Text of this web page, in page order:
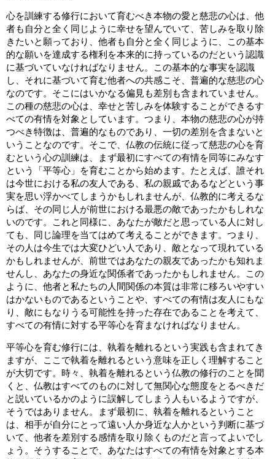
心を訓練する修行において育むべき本物の愛と慈悲の心は、他
者も自分と全く同じように幸せを望んでいて、苦しみを取り除
きたいと願っており、他者も自分と全く同じように、この基本
的な願いを達成する権利を本来的に持っているのだという認識
に基づいていなければなりません。この基本的な事実を認識
し、それに基づいて育む他者への共感こそ、普遍的な慈悲の心
なのです。そこにはいかなる偏見も差別も含まれていません。
この種の慈悲の心は、幸せと苦しみを体験することができるす
べての有情を対象としています。つまり、本物の慈悲の心が持
つべき特徴は、普遍的なものであり、一切の差別を含まないと
いうことなのです。そこで、仏教の伝統に従って慈悲の心を育
むという心の訓練は、まず最初にすべての有情を同等にみなす
という「平等心」を育むことから始めます。たとえば、誰それ
は今世における私の友人である、私の親戚であるなどという事
実を思い浮かべてしまうかもしれませんが、仏教的に考えるな
らば、その同じ人が前世における最悪の敵であったかもしれな
いのです。これと同様に、あなたが敵だと思っている人に対し
ても、同じ論理を当てはめて考えることができます。つまり、
その人は今生では大変ひどい人であり、敵となって現れている
かもしれませんが、前世ではあなたの親友であったかも知れま
せんし、あなたの身近な関係者であったかもしれません。この
ように、他者と私たちの人間関係の本質は非常に移ろいやすい
はかないものであるということや、すべての有情は友人にもな
り、敵にもなりうる可能性を持った存在であることを考えて、
すべての有情に対する平等心を育まなければなりません。
平等心を育む修行には、執着を離れるという実践も含まれてき
ますが、ここで執着を離れるという意味を正しく理解すること
が大切です。時々、執着を離れるという仏教の修行のことを聞
くと、仏教はすべてのものに対して無関心な態度をとるべきだ
と説いているかのように誤解してしまう人もいるようですが、
そうではありません。まず最初に、執着を離れるということ
は、相手が自分にとって遠い人か身近な人かという判断に基づ
いて、他者を差別する感情を取り除くものだと言ってよいでし
ょう。そうすることで、あなたはすべての有情を対象とする本